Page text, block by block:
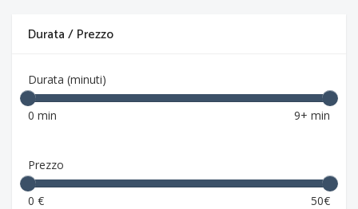
Durata / Prezzo
Durata (minuti)
0 min 9+ min
Prezzo
0 € 50€